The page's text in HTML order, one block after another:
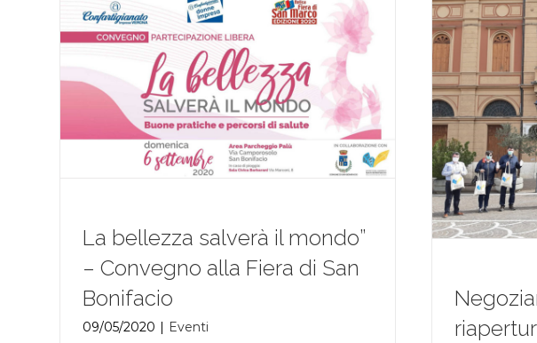
La bellezza salverà il mondo”
– Convegno alla Fiera di San
Bonifacio
09/05/2020 | Eventi